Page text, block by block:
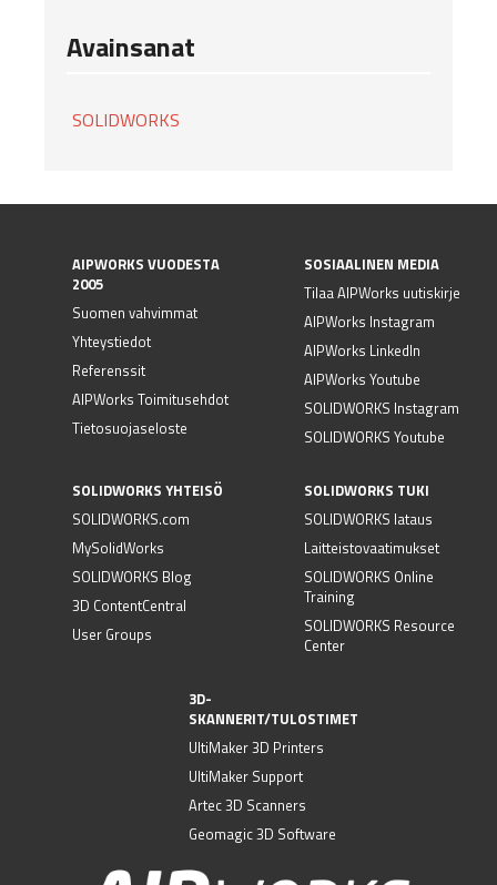
Avainsanat
SOLIDWORKS
AIPWORKS VUODESTA
2005
Suomen vahvimmat
Yhteystiedot
Referenssit
AIPWorks Toimitusehdot
Tietosuojaseloste
SOSIAALINEN MEDIA
Tilaa AIPWorks uutiskirje
AIPWorks Instagram
AIPWorks LinkedIn
AIPWorks Youtube
SOLIDWORKS Instagram
SOLIDWORKS Youtube
SOLIDWORKS YHTEISÖ
SOLIDWORKS.com
MySolidWorks
SOLIDWORKS Blog
3D ContentCentral
User Groups
SOLIDWORKS TUKI
SOLIDWORKS lataus
Laitteistovaatimukset
SOLIDWORKS Online
Training
SOLIDWORKS Resource
Center
3D-
SKANNERIT/TULOSTIMET
UltiMaker 3D Printers
UltiMaker Support
Artec 3D Scanners
Geomagic 3D Software